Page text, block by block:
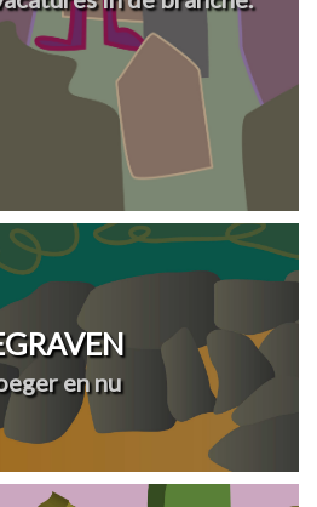
en nu